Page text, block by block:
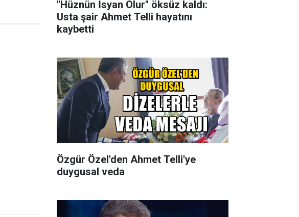
"Hüznün İsyan Olur" öksüz kaldı:
Usta şair Ahmet Telli hayatını
kaybetti
Özgür Özel'den Ahmet Telli'ye
duygusal veda